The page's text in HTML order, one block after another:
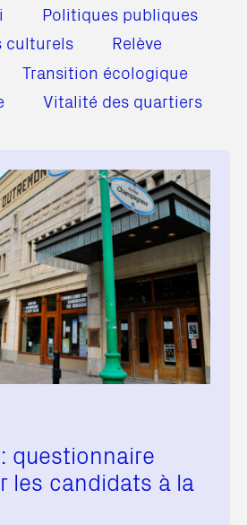
Politiques publiques
culturels
Relève
Transition écologique
Vitalité des quartiers
questionnaire
les candidats à la